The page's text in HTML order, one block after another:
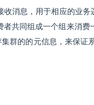
消息，用于相应的业务
共同组成一个组来消费
的的元信息，来保证系